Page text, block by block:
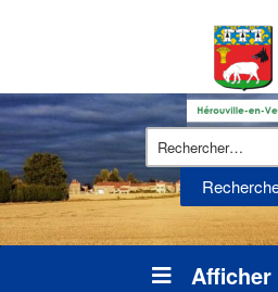
Afficher